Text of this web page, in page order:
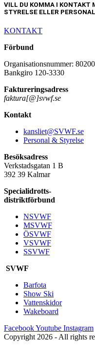
VILL DU KOMMA I KONTAKT
STYRELSE ELLER
KONTAKT
Förbund
Organisationsnummer:
Bankgiro 120-3330
Faktureringsadress
faktura[@]svwf.se
Kontakt
kansliet@SVWF.se
Personal & Styrelse
Besöksadress
Verkstadsgatan 1 B
392 39 Kalmar
Specialidrotts-
distriktförbund
NSVWF
MSVWF
ÖSVWF
VSVWF
SSVWF
SVWF
Barfota
Show Ski
Vattenskidor
Wakeboard
FacebookYoutube Instagram
Copyright 2026 - All rights